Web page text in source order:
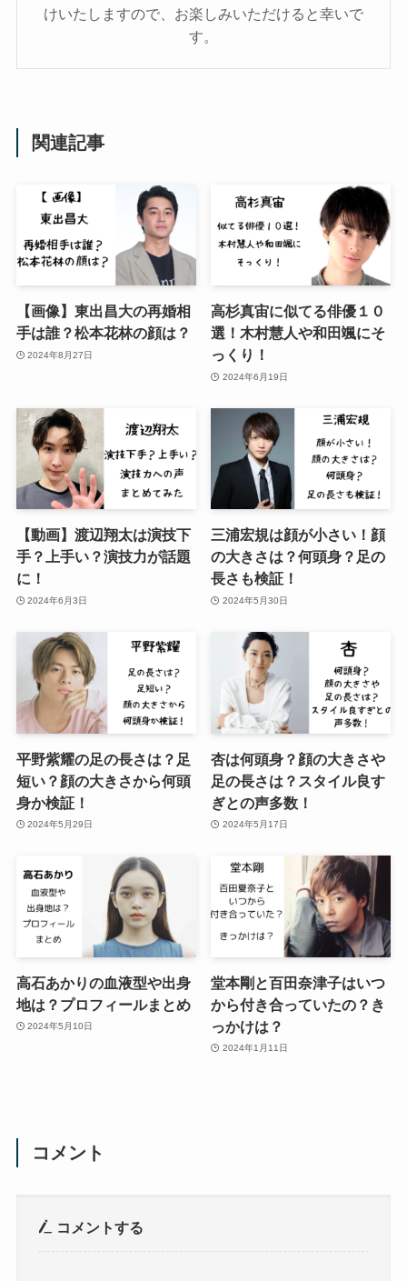
けいたしますので、お楽しみいただけると幸いで
す。
関連記事
【画像】東出昌大の再婚相
手は誰？松本花林の顔は？
2024年8月27日
高杉真宙に似てる俳優１０
選！木村慧人や和田颯にそ
っくり！
2024年6月19日
【動画】渡辺翔太は演技下
手？上手い？演技力が話題
に！
2024年6月3日
三浦宏規は顔が小さい！顔
の大きさは？何頭身？足の
長さも検証！
2024年5月30日
平野紫耀の足の長さは？足
短い？顔の大きさから何頭
身か検証！
2024年5月29日
杏は何頭身？顔の大きさや
足の長さは？スタイル良す
ぎとの声多数！
2024年5月17日
高石あかりの血液型や出身
地は？プロフィールまとめ
2024年5月10日
堂本剛と百田奈津子はいつ
から付き合っていたの？き
っかけは？
2024年1月11日
コメント
コメントする